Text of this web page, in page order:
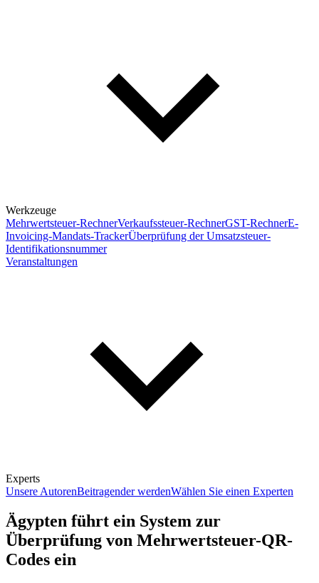
Werkzeuge
Mehrwertsteuer-RechnerVerkaufssteuer-RechnerGST-RechnerE-
Invoicing-Mandats-TrackerÜberprüfung der Umsatzsteuer-
Identifikationsnummer
Veranstaltungen
Experts
Unsere AutorenBeitragender werdenWählen Sie einen Experten
Ägypten führt ein System zur
Überprüfung von Mehrwertsteuer-QR-
Codes ein